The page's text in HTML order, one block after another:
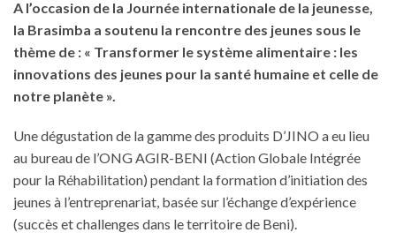
A l’occasion de la Journée internationale de la jeunesse,
la Brasimba a soutenu la rencontre des jeunes sous le
thème de : « Transformer le système alimentaire : les
innovations des jeunes pour la santé humaine et celle de
notre planète ».
Une dégustation de la gamme des produits D’JINO a eu lieu
au bureau de l’ONG AGIR-BENI (Action Globale Intégrée
pour la Réhabilitation) pendant la formation d’initiation des
jeunes à l’entreprenariat, basée sur l’échange d’expérience
(succès et challenges dans le territoire de Beni).